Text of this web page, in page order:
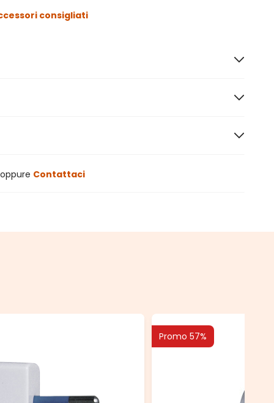
consigliati
oppure Contattaci
Promo 57%